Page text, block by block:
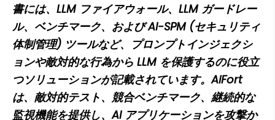
書には、LLM ファイアウォール、LLM ガードレー
ル、ベンチマーク、および AI-SPM (セキュリティ
体制管理) ツールなど、プロンプトインジェクシ
ョンや敵対的な行為から LLM を保護するのに役立
つソリューションが記載されています。AiFort
は、敵対的テスト、競合ベンチマーク、継続的な
監視機能を提供し、AI アプリケーションを攻撃か